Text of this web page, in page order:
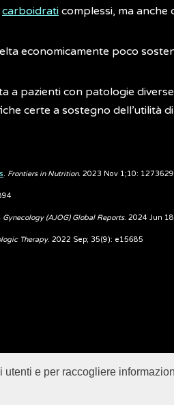
e per raccogliere
carboidrati complessi, ma anche
economicamente poco
a pazienti con patologie
certe a sostegno dell’utilità
. Frontiers in Nutrition. 2023 Nov 1;10: 1273629
(AJOG) Global Reports. 2024 Jun
Therapy. 2022 Sep; 35(9): e15685
-Cookie